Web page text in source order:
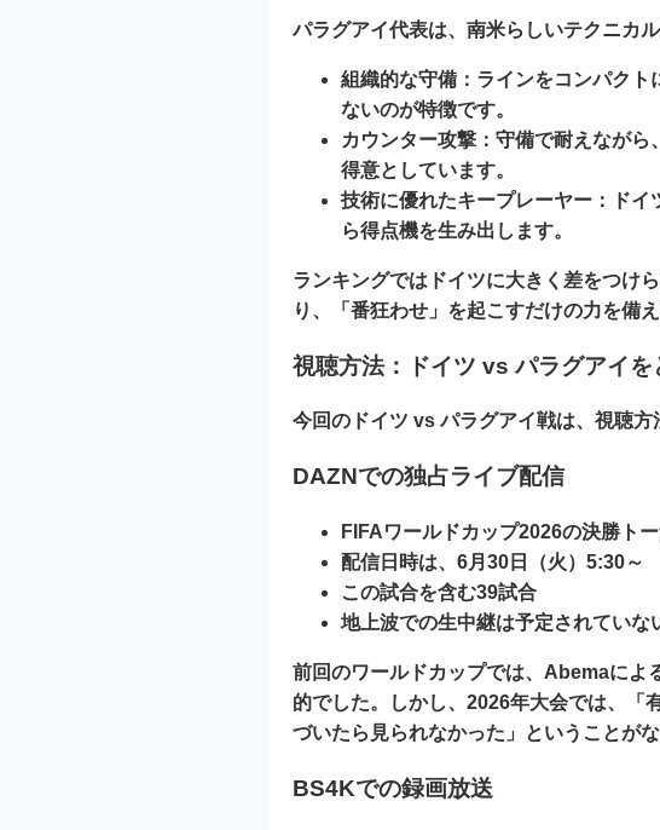
パラグアイ代表は、南米らしいテクニカ
組織的な守備： ラインをコンパクト
ないのが特徴です。
カウンター攻撃： 守備で耐えながら
得意としています。
技術に優れたキープレーヤー：
ド
ら得点機を生み出します。
ランキングではドイツに大きく差をつけ
り、「番狂わせ」を起こすだけの力を備
視聴方法：ドイツ vs パラグアイを
今回のドイツ vs パラグアイ戦は、 視聴方
DAZNでの独占ライブ配信
FIFAワールドカップ2026の決勝ト
配信日時は、 6月30日（火）5:30～
この試合を含む39試合
地上波での生中継は予定されていな
前回のワールドカップでは、Abemaによ
的でした。しかし、2026年大会では、「
づいたら見られなかった」ということが
BS4Kでの録画放送